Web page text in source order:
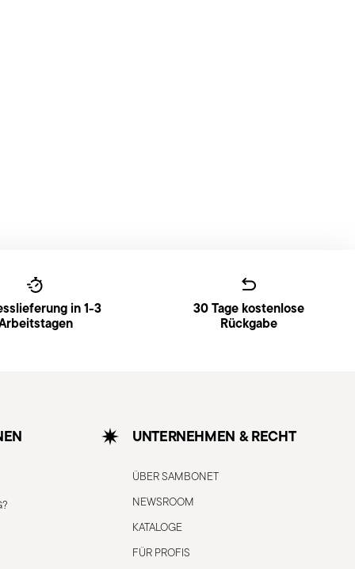
in 1-3 30 Tage kostenlose
Rückgabe
UNTERNEHMEN & RECHT
ÜBER SAMBONET
NEWSROOM
KATALOGE
FÜR PROFIS